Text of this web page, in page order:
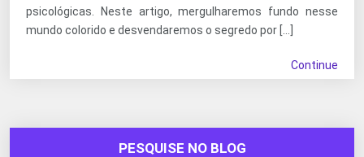
psicológicas. Neste artigo, mergulharemos fundo nesse
mundo colorido e desvendaremos o segredo por […]
Continue
PESQUISE NO BLOG